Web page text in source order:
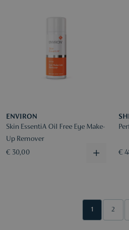
ENVIRON
Skin EssentiA Oil Free Eye Make-
Up Remover
€ 30,00
€
1 2